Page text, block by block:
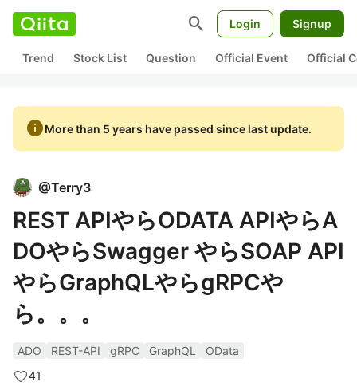
search Login Signup
Trend Stock List Question Official Event Official
infoMore than 5 years have passed since last update.
@Terry3
REST APIやらODATA APIやらA
DOやらSwagger やらSOAP API
やらGraphQLやらgRPCや
ら。。。
ADO REST-API gRPC GraphQL
OData
41